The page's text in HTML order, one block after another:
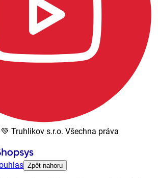
Truhlikov s.r.o. Všechna práva
Zpět nahoru